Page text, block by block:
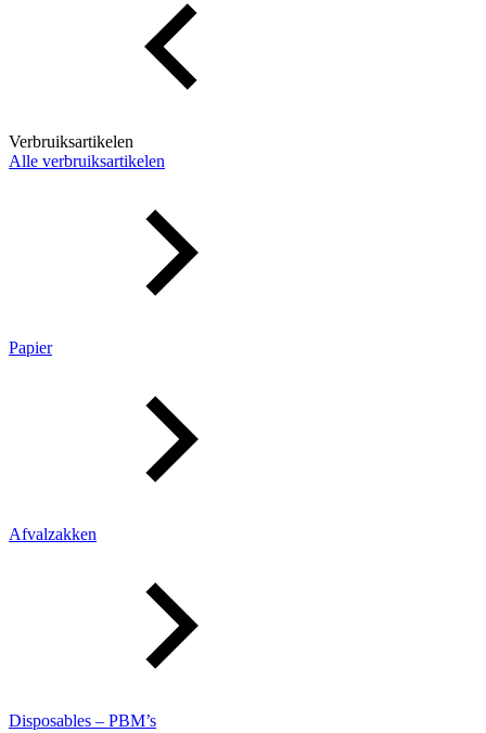
Verbruiksartikelen
Alle verbruiksartikelen
Papier
Afvalzakken
Disposables – PBM’s